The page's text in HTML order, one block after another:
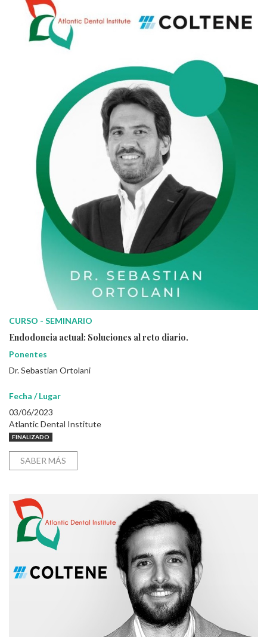
CURSO - SEMINARIO
Endodoncia actual: Soluciones al reto diario.
Ponentes
Dr. Sebastian Ortolani
Fecha / Lugar
03/06/2023
Atlantic Dental Institute
FINALIZADO
SABER MÁS